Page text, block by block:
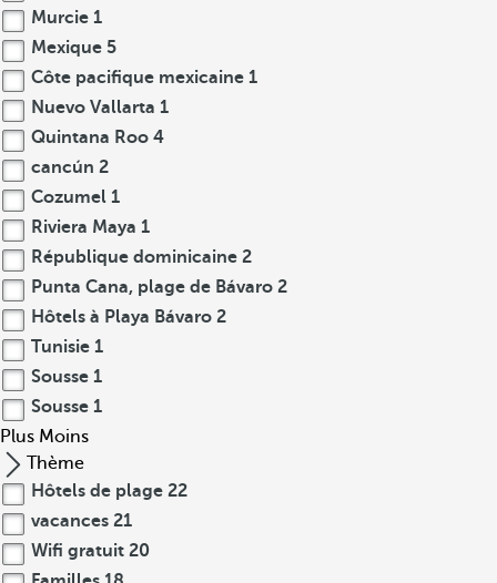
Murcie 1
Mexique 5
Côte pacifique mexicaine 1
Nuevo Vallarta 1
Quintana Roo 4
cancún 2
Cozumel 1
Riviera Maya 1
République dominicaine 2
Punta Cana, plage de Bávaro 2
Hôtels à Playa Bávaro 2
Tunisie 1
Sousse 1
Sousse 1
Plus Moins
Thème
Hôtels de plage 22
vacances 21
Wifi gratuit 20